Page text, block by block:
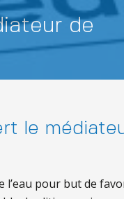
de
le
l’eau pour but de